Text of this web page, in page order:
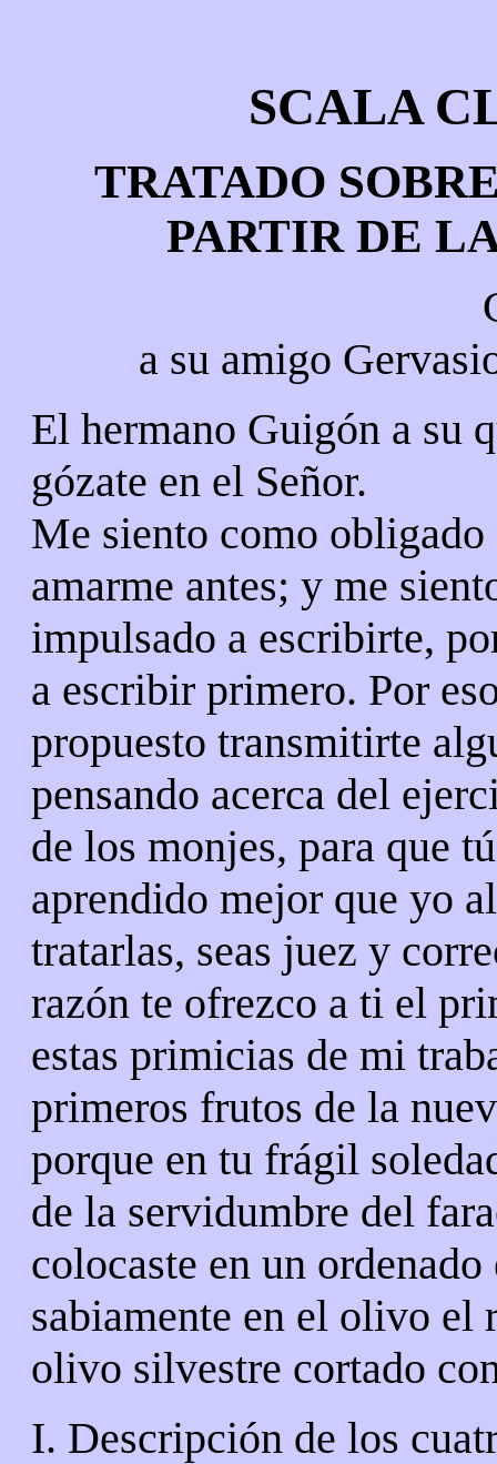
SCALA
TRATADO
PARTIR DE
a su amigo
El hermano Guigón a su
gózate en el Señor.
Me siento como obligado
amarme antes; y me
impulsado a escribirte,
a escribir primero. Por
propuesto transmitirte
pensando acerca del
de los monjes, para que
aprendido mejor que yo al
tratarlas, seas juez y
razón te ofrezco a ti el
estas primicias de mi
primeros frutos de la
porque en tu frágil
de la servidumbre del
colocaste en un
sabiamente en el olivo el
olivo silvestre cortado
I. Descripción de los